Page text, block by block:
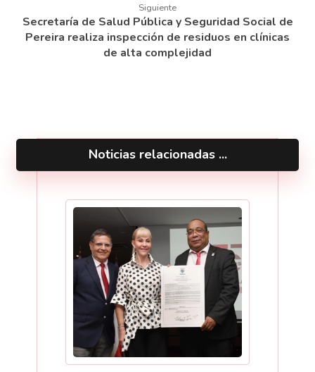
Siguiente
Secretaría de Salud Pública y Seguridad Social de
Pereira realiza inspección de residuos en clínicas
de alta complejidad
Noticias relacionadas ...